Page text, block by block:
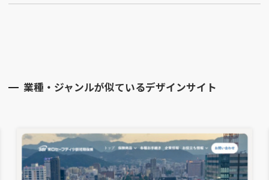
業種・ジャンルが似ているデザインサイト